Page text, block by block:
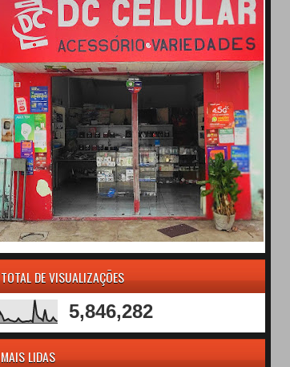
TOTAL DE VISUALIZAÇÕES
5,846,282
MAIS LIDAS